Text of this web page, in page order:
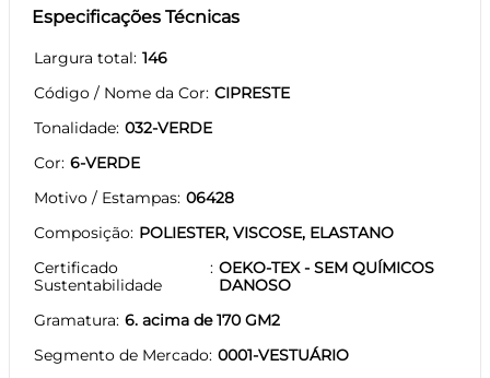
Especificações Técnicas
Largura total 146
Código / Nome da Cor CIPRESTE
Tonalidade 032-VERDE
Cor 6-VERDE
Motivo / Estampas 06428
Composição POLIESTER, VISCOSE, ELASTANO
Certificado
Sustentabilidade
OEKO-TEX - SEM QUÍMICOS
DANOSO
Gramatura 6. acima de 170 GM2
Segmento de Mercado 0001-VESTUÁRIO